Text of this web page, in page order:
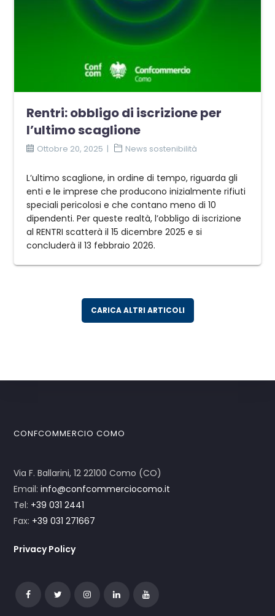
Rentri: obbligo di iscrizione per
l’ultimo scaglione
Ottobre 20, 2025 News sostenibilità
L’ultimo scaglione, in ordine di tempo, riguarda gli
enti e le imprese che producono inizialmente rifiuti
speciali pericolosi e che contano meno di 10
dipendenti. Per queste realtà, l’obbligo di iscrizione
al RENTRI scatterà il 15 dicembre 2025 e si
concluderà il 13 febbraio 2026.
CARICA ALTRI ARTICOLI
CONFCOMMERCIO COMO
Via F. Ballarini, 12 22100 Como (CO)
Email:info@confcommerciocomo.it
Tel: +39 031 2441
Fax: +39 031 271667
Privacy Policy